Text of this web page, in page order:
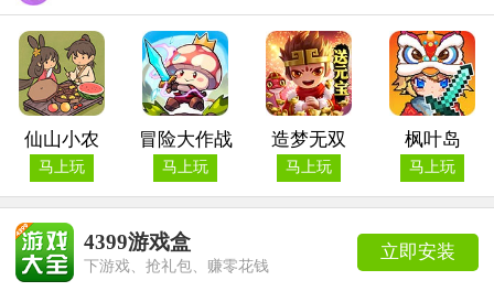
仙山小农
马上玩
冒险大作战
马上玩
造梦无双
马上玩
枫叶岛
马上玩
立即安装
4399游戏盒
下游戏、抢礼包、赚零花钱